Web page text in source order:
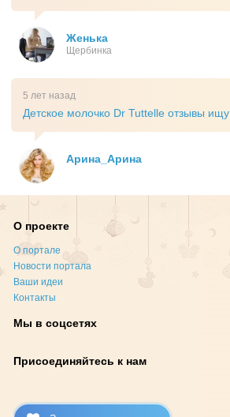
Женька
Щербинка
5 лет назад
Детское молочко Dr Tuttelle отзывы ищу
Арина_Арина
О проекте
О портале
Новости портала
Ваши идеи
Контакты
Мы в соцсетях
Присоединяйтесь к нам